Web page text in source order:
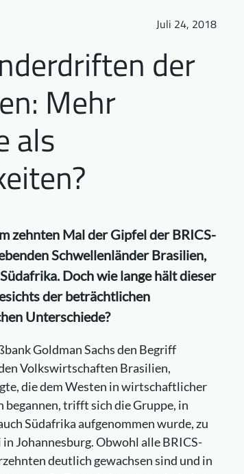
Juli 24, 2018
der
Mehr
als
zehnten Mal der Gipfel der BRICS-
Schwellenländer Brasilien,
Doch wie lange hält dieser
der beträchtlichen
Unterschiede?
Goldman Sachs den Begriff
Volkswirtschaften Brasilien,
die dem Westen in wirtschaftlicher
trifft sich die Gruppe, in
Südafrika aufgenommen wurde, zu
Johannesburg. Obwohl alle BRICS-
deutlich gewachsen sind und in